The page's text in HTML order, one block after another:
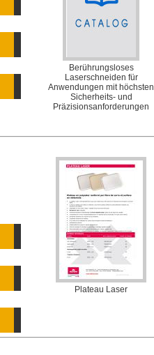
Berührungsloses
Laserschneiden für
Anwendungen mit höchsten
Sicherheits- und
Präzisionsanforderungen
Plateau Laser